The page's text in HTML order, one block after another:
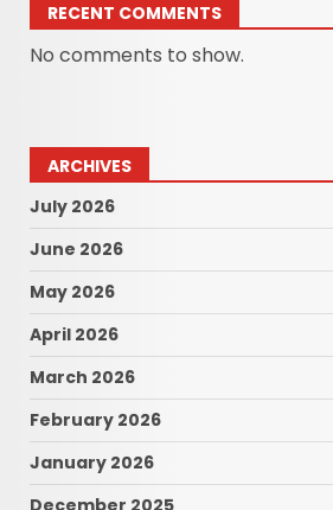
RECENT COMMENTS
No comments to show.
ARCHIVES
July 2026
June 2026
May 2026
April 2026
March 2026
February 2026
January 2026